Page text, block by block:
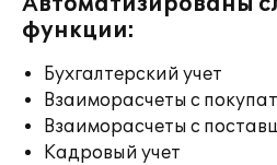
функции:
Бухгалтерский учет
Взаиморасчеты с
Взаиморасчеты с
Кадровый учет